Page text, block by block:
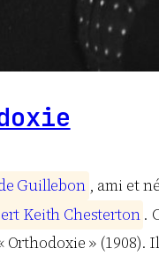
e Guillebon , ami et
ert Keith Chesterton .
Orthodoxie »